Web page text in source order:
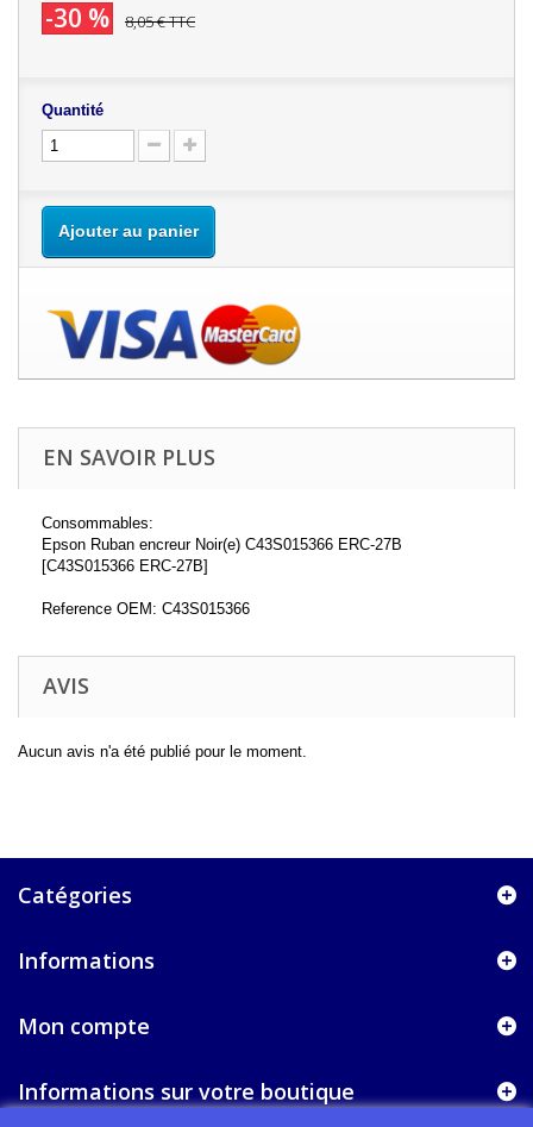
-30 % 8,05 €TTC
Quantité
Ajouter au panier
EN SAVOIR PLUS
Consommables:
Epson Ruban encreur Noir(e) C43S015366 ERC-27B
[C43S015366 ERC-27B]
Reference OEM: C43S015366
AVIS
Aucun avis n'a été publié pour le moment.
Catégories
Informations
Mon compte
Informations sur votre boutique